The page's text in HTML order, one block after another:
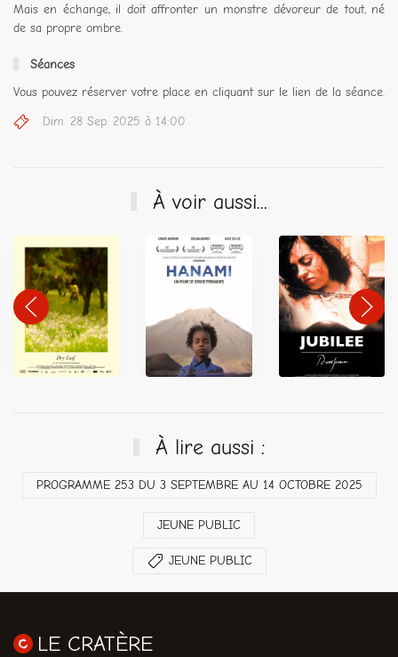
Mais en échange, il doit affronter un monstre dévoreur de tout, né
de sa propre ombre.
Séances
Vous pouvez réserver votre place en cliquant sur le lien de la séance.
Dim. 28 Sep. 2025 à 14:00
À voir aussi...
À lire aussi :
PROGRAMME 253 DU 3 SEPTEMBRE AU 14 OCTOBRE 2025
JEUNE PUBLIC
JEUNE PUBLIC
LE CRATÈRE